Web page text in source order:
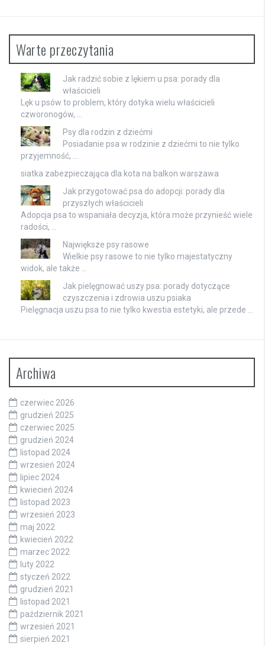
Warte przeczytania
Jak radzić sobie z lękiem u psa: porady dla
właścicieli
Lęk u psów to problem, który dotyka wielu właścicieli
czworonogów, …
Psy dla rodzin z dziećmi
Posiadanie psa w rodzinie z dziećmi to nie tylko
przyjemność, …
siatka zabezpieczająca dla kota na balkon warszawa
Jak przygotować psa do adopcji: porady dla
przyszłych właścicieli
Adopcja psa to wspaniała decyzja, która może przynieść wiele
radości, …
Największe psy rasowe
Wielkie psy rasowe to nie tylko majestatyczny
widok, ale także …
Jak pielęgnować uszy psa: porady dotyczące
czyszczenia i zdrowia uszu psiaka
Pielęgnacja uszu psa to nie tylko kwestia estetyki, ale przede …
Archiwa
czerwiec 2026
grudzień 2025
czerwiec 2025
grudzień 2024
listopad 2024
wrzesień 2024
lipiec 2024
kwiecień 2024
listopad 2023
wrzesień 2023
maj 2022
kwiecień 2022
marzec 2022
luty 2022
styczeń 2022
grudzień 2021
listopad 2021
październik 2021
wrzesień 2021
sierpień 2021